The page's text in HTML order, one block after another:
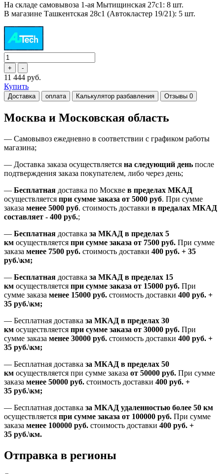
На складе самовывоза 1-ая Мытищинская 27с1: 8 шт.
В магазине Ташкентская 28с1 (Автокластер 19/21): 5 шт.
11 444 руб.
Купить
Доставка оплата Калькулятор разбавления Отзывы 0
Москва и Московская область
— Самовывоз ежедневно в соответствии с графиком работы
магазина;
— Доставка заказа осуществляется на следующий день после
подтверждения заказа покупателем, либо через день;
— Бесплатная доставка по Москве в пределах МКАД
осуществляется при сумме заказа от 5000 руб. При сумме
заказа менее 5000 руб. стоимость доставки в предалах МКАД
составляет - 400 руб.;
— Бесплатная доставка за МКАД в пределах 5
км осуществляется при сумме заказа от 7500 руб. При сумме
заказа менее 7500 руб. стоимость доставки 400 руб. + 35
руб.\км;
— Бесплатная доставка за МКАД в пределах 15
км осуществляется при сумме заказа от 15000 руб. При
сумме заказа менее 15000 руб. стоимость доставки 400 руб. +
35 руб.\км;
— Бесплатная доставка за МКАД в пределах 30
км осуществляется при сумме заказа от 30000 руб. При
сумме заказа менее 30000 руб. стоимость доставки 400 руб. +
35 руб.\км;
— Бесплатная доставка за МКАД в пределах 50
км осуществляется при сумме заказа от 50000 руб. При сумме
заказа менее 50000 руб. стоимость доставки 400 руб. +
35 руб.\км;
— Бесплатная доставка за МКАД удаленностью более 50 км
осуществляется при сумме заказа от 100000 руб. При сумме
заказа менее 100000 руб. стоимость доставки 400 руб. +
35 руб.\км.
Отправка в регионы